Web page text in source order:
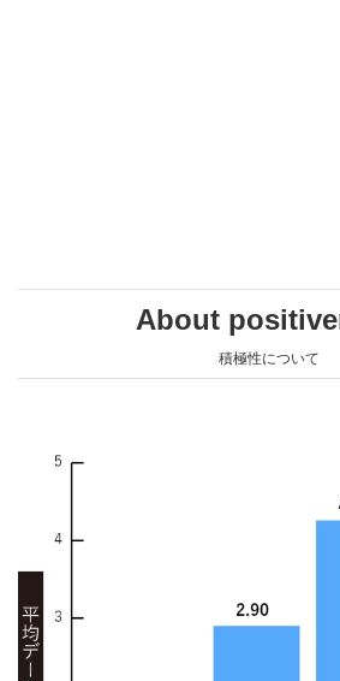
About
積極性について